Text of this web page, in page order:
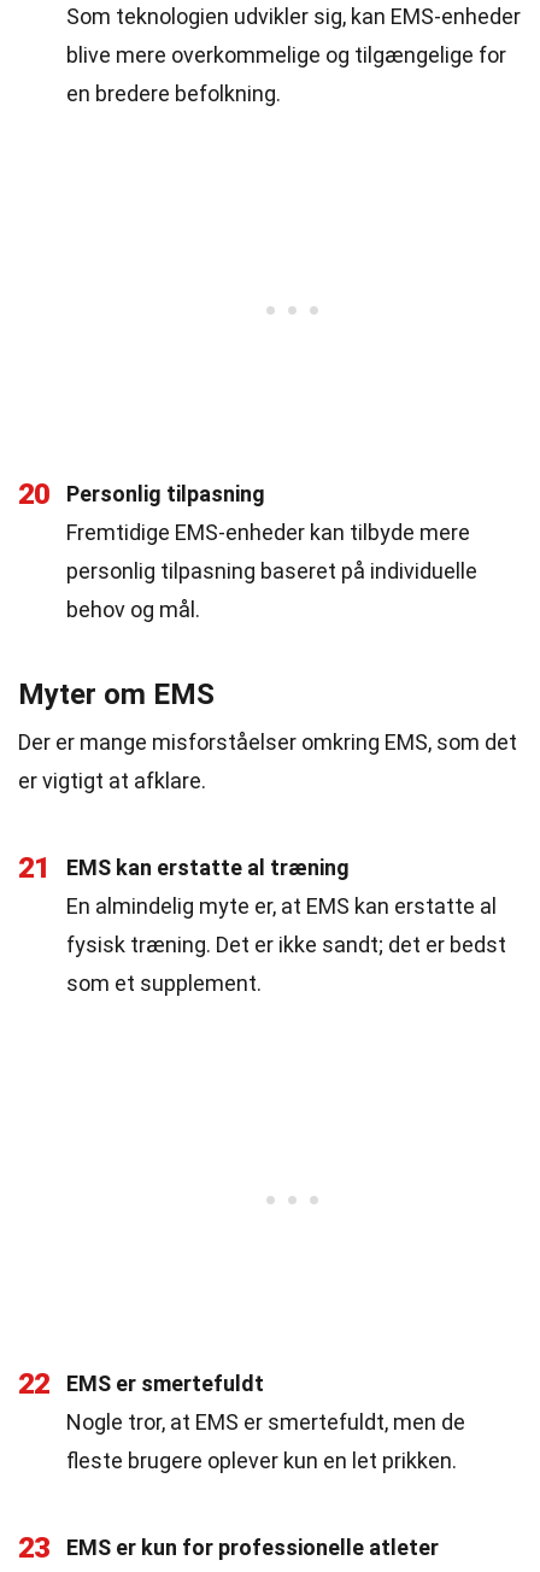
Som teknologien udvikler sig, kan EMS-enheder
blive mere overkommelige og tilgængelige for
en bredere befolkning.
20
Personlig tilpasning
Fremtidige EMS-enheder kan tilbyde mere
personlig tilpasning baseret på individuelle
behov og mål.
Myter om EMS
Der er mange misforståelser omkring EMS, som det
er vigtigt at afklare.
21
EMS kan erstatte al træning
En almindelig myte er, at EMS kan erstatte al
fysisk træning. Det er ikke sandt; det er bedst
som et supplement.
22
EMS er smertefuldt
Nogle tror, at EMS er smertefuldt, men de
fleste brugere oplever kun en let prikken.
23
EMS er kun for professionelle atleter